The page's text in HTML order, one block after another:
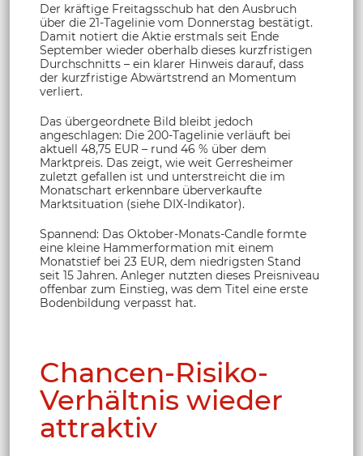
Der kräftige Freitagsschub hat den Ausbruch
über die 21-Tagelinie vom Donnerstag bestätigt.
Damit notiert die Aktie erstmals seit Ende
September wieder oberhalb dieses kurzfristigen
Durchschnitts – ein klarer Hinweis darauf, dass
der kurzfristige Abwärtstrend an Momentum
verliert.
Das übergeordnete Bild bleibt jedoch
angeschlagen: Die 200-Tagelinie verläuft bei
aktuell 48,75 EUR – rund 46 % über dem
Marktpreis. Das zeigt, wie weit Gerresheimer
zuletzt gefallen ist und unterstreicht die im
Monatschart erkennbare überverkaufte
Marktsituation (siehe DIX-Indikator).
Spannend: Das Oktober-Monats-Candle formte
eine kleine Hammerformation mit einem
Monatstief bei 23 EUR, dem niedrigsten Stand
seit 15 Jahren. Anleger nutzten dieses Preisniveau
offenbar zum Einstieg, was dem Titel eine erste
Bodenbildung verpasst hat.
Chancen-Risiko-
Verhältnis wieder
attraktiv